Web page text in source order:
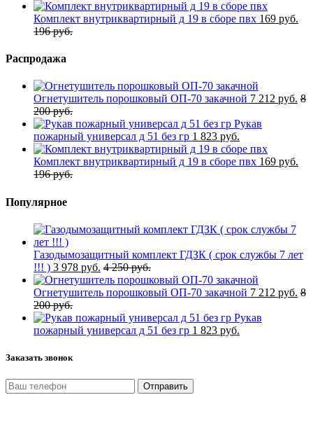
Комплект внутриквартирный д 19 в сборе пвх 169 руб.
196 руб.
Распродажа
Огнетушитель порошковый ОП-70 закачной 7 212 руб. 8
200 руб.
Рукав
пожарный универсал д 51 без гр 1 823 руб.
Комплект внутриквартирный д 19 в сборе пвх 169 руб.
196 руб.
Популярное
Газодымозащитный комплект ГДЗК ( срок службы 7 лет
!!! ) 3 978 руб. 4 250 руб.
Огнетушитель порошковый ОП-70 закачной 7 212 руб. 8
200 руб.
Рукав
пожарный универсал д 51 без гр 1 823 руб.
Заказать звонок
Отправить